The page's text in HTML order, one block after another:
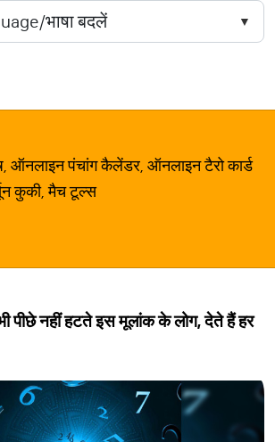
ऑनलाइन पंचांग कैलेंडर, ऑनलाइन टैरो कार्ड
कुकी, मैच टूल्स
पीछे नहीं हटते इस मूलांक के लोग, देते हैं हर